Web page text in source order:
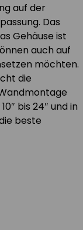
auf der
Das
Gehäuse ist
auch auf
möchten.
die
bis 24″ und in
beste